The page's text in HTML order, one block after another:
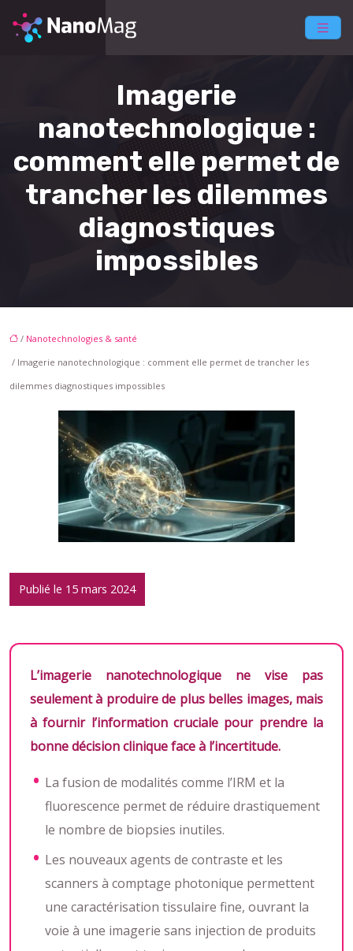
Imagerie
nanotechnologique :
comment elle permet de
trancher les dilemmes
diagnostiques
impossibles
/ Nanotechnologies & santé
/ Imagerie nanotechnologique : comment elle permet de trancher les
dilemmes diagnostiques impossibles
Publié le 15 mars 2024
L’imagerie nanotechnologique ne vise pas
seulement à produire de plus belles images, mais
à fournir l’information cruciale pour prendre la
bonne décision clinique face à l’incertitude.
La fusion de modalités comme l’IRM et la
fluorescence permet de réduire drastiquement
le nombre de biopsies inutiles.
Les nouveaux agents de contraste et les
scanners à comptage photonique permettent
une caractérisation tissulaire fine, ouvrant la
voie à une imagerie sans injection de produits